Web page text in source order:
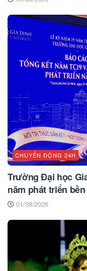
CHUYỂN ĐỘNG 24H
Trường Đại học
năm phát triển
01/08/2026